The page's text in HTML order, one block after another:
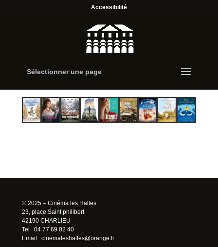
Accessibilité
Sélectionner une page
© 2025 – Cinéma les Halles
23, place Saint philibert
42190 CHARLIEU
Tel : 04 77 69 02 40
Email : cinemaleshalles@orange.fr